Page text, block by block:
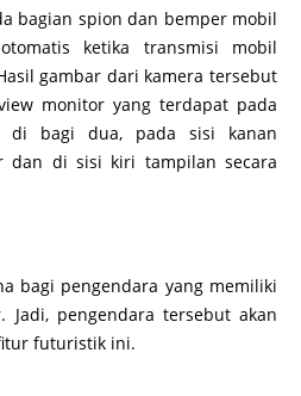
bagian spion dan bemper mobil
ketika transmisi mobil
gambar dari kamera tersebut
monitor yang terdapat pada
di bagi dua, pada sisi kanan
dan di sisi kiri tampilan secara
bagi pengendara yang memiliki
Jadi, pengendara tersebut akan
futuristik ini.